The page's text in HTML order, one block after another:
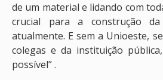
de um material e lidando com
crucial para a construção
atualmente. E sem a Unioeste,
colegas e da instituição
possível” .